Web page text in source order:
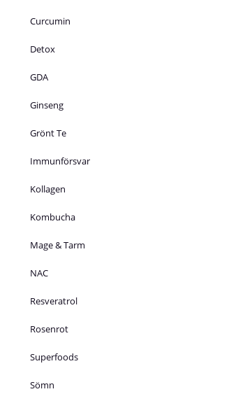
Curcumin
Detox
GDA
Ginseng
Grönt Te
Immunförsvar
Kollagen
Kombucha
Mage & Tarm
NAC
Resveratrol
Rosenrot
Superfoods
Sömn